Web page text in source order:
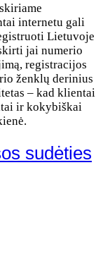
internetu gali
Lietuvoje
jai numerio
registracijos
ženklų derinius
– kad klientai
ir kokybiškai
sudėties